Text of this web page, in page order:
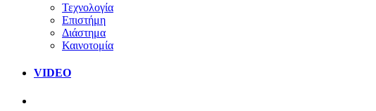
Τεχνολογία
Επιστήμη
Διάστημα
Καινοτομία
VIDEO